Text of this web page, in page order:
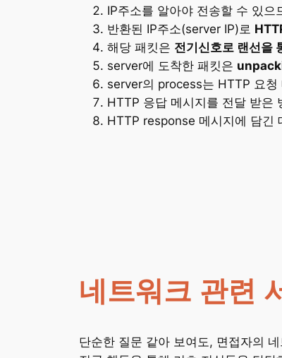
IP주소를 알아야 전송할 수 있으
반환된 IP주소(server IP)로
해당 패킷은 전기신호로 랜선을
server에 도착한 패킷은
server의 process는 HTTP 요청
HTTP 응답 메시지를 전달 받은
HTTP response 메시지에 담긴
네트워크 관련
단순한 질문 같아 보여도, 면접자의